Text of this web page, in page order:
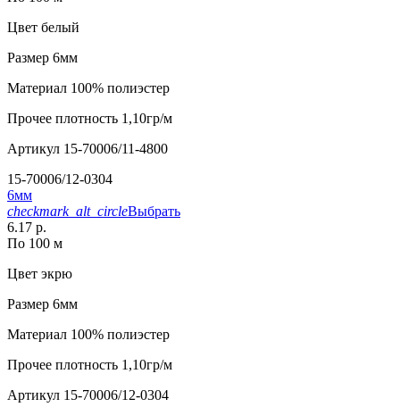
Цвет белый
Размер 6мм
Материал 100% полиэстер
Прочее плотность 1,10гр/м
Артикул 15-70006/11-4800
15-70006/12-0304
6мм
checkmark_alt_circleВыбрать
6.17 р.
По 100 м
Цвет экрю
Размер 6мм
Материал 100% полиэстер
Прочее плотность 1,10гр/м
Артикул 15-70006/12-0304